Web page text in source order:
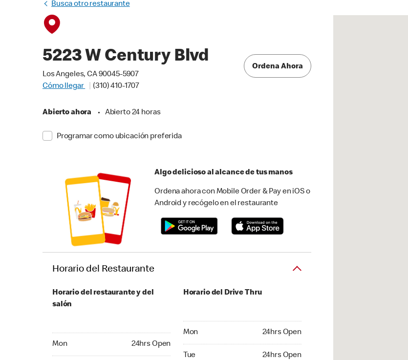
Busca otro restaurante
5223 W Century Blvd
Los Angeles, CA 90045-5907
Cómo llegar
(310) 410-1707
Abierto ahora • Abierto 24 horas
Programar como ubicación preferida
Ordena Ahora
Algo delicioso al alcance de tus manos
Ordena ahora con Mobile Order & Pay en iOS o
Android y recógelo en el restaurante
Horario del Restaurante
Horario del restaurante y del
salón
Mon 24hrs Open
Horario del Drive Thru
Mon 24hrs Open
Tue 24hrs Open